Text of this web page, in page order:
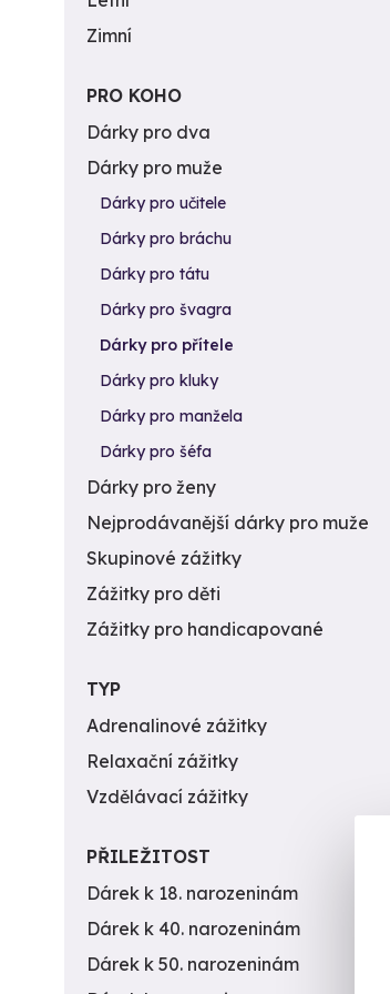
Zimní
PRO KOHO
Dárky pro dva
Dárky pro muže
Dárky pro učitele
Dárky pro bráchu
Dárky pro tátu
Dárky pro švagra
Dárky pro přítele
Dárky pro kluky
Dárky pro manžela
Dárky pro šéfa
Dárky pro ženy
Nejprodávanější dárky pro muže
Skupinové zážitky
Zážitky pro děti
Zážitky pro handicapované
TYP
Adrenalinové zážitky
Relaxační zážitky
Vzdělávací zážitky
PŘILEŽITOST
Dárek k 18. narozeninám
Dárek k 40. narozeninám
Dárek k 50. narozeninám